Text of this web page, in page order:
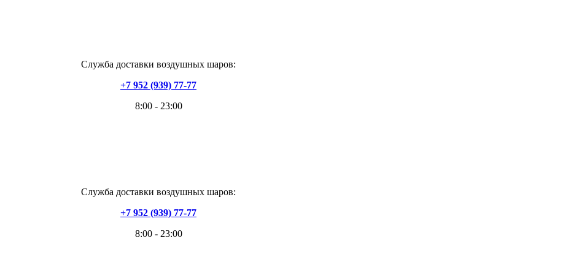
Служба доставки воздушных шаров:
+7 952 (939) 77-77
8:00 - 23:00
Служба доставки воздушных шаров:
+7 952 (939) 77-77
8:00 - 23:00